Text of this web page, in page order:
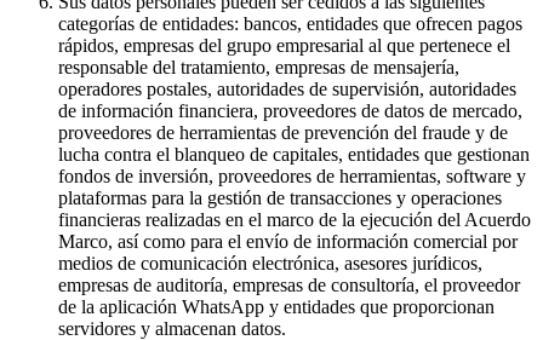
categorías de entidades: bancos, entidades que ofrecen pagos
rápidos, empresas del grupo empresarial al que pertenece el
responsable del tratamiento, empresas de mensajería,
operadores postales, autoridades de supervisión, autoridades
de información financiera, proveedores de datos de mercado,
proveedores de herramientas de prevención del fraude y de
lucha contra el blanqueo de capitales, entidades que gestionan
fondos de inversión, proveedores de herramientas, software y
plataformas para la gestión de transacciones y operaciones
financieras realizadas en el marco de la ejecución del Acuerdo
Marco, así como para el envío de información comercial por
medios de comunicación electrónica, asesores jurídicos,
empresas de auditoría, empresas de consultoría, el proveedor
de la aplicación WhatsApp y entidades que proporcionan
servidores y almacenan datos.